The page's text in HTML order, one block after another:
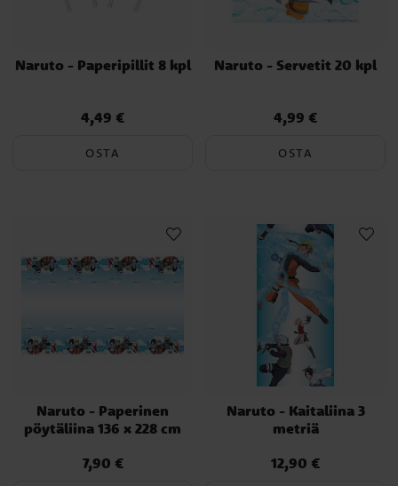
Naruto - Paperipillit 8 kpl
Hinta:4,49 €
4,49 €
OSTA
Naruto - Servetit 20 kpl
Hinta:4,99 €
4,99 €
OSTA
Naruto - Paperinen
pöytäliina 136 x 228 cm
Hinta:7,90 €
7,90 €
Naruto - Kaitaliina 3
metriä
Hinta:12,90 €
12,90 €